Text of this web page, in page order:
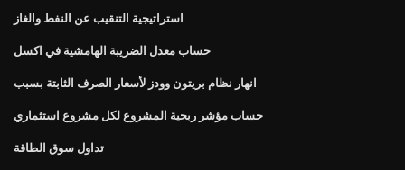
استراتيجية التنقيب عن النفط والغاز
حساب معدل الضريبة الهامشية في اكسل
انهار نظام بريتون وودز لأسعار الصرف الثابتة بسبب
حساب مؤشر ربحية المشروع لكل مشروع استثماري
تداول سوق الطاقة